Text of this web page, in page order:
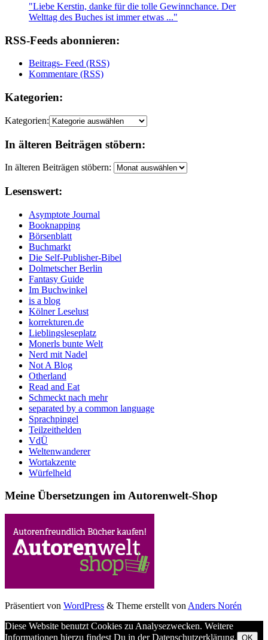
"Liebe Kerstin, danke für die tolle Gewinnchance. Der
Welttag des Buches ist immer etwas ..."
RSS-Feeds abonnieren:
Beitrags- Feed (RSS)
Kommentare (RSS)
Kategorien:
Kategorien:
In älteren Beiträgen stöbern:
In älteren Beiträgen stöbern:
Lesenswert:
Asymptote Journal
Booknapping
Börsenblatt
Buchmarkt
Die Self-Publisher-Bibel
Dolmetscher Berlin
Fantasy Guide
Im Buchwinkel
is a blog
Kölner Leselust
korrekturen.de
Lieblingsleseplatz
Monerls bunte Welt
Nerd mit Nadel
Not A Blog
Otherland
Read and Eat
Schmeckt nach mehr
separated by a common language
Sprachpingel
Teilzeithelden
VdÜ
Weltenwanderer
Wortakzente
Würfelheld
Meine Übersetzungen im Autorenwelt-Shop
Präsentiert von WordPress & Theme erstellt von Anders Norén
Diese Website benutzt Cookies zu Analysezwecken. Weitere
Informationen hierzu findest Du in der Datenschutzerklärung. OK